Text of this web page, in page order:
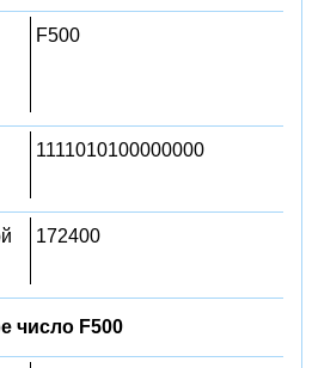
F500
1111010100000000
172400
число F500